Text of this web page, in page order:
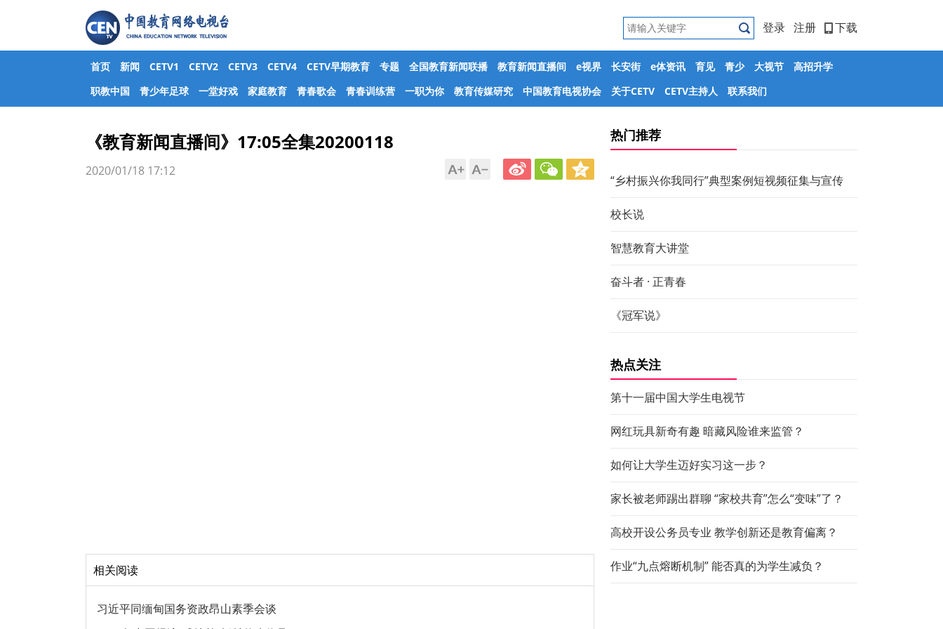
登录 注册 下载
首页 新闻 CETV1 CETV2 CETV3 CETV4 CETV早期教育 专题 全国教育新闻联播 教育新闻直播间 e视界 长安街 e体资讯 育见 青少 大视节
高招升学
职教中国
青少年足球 一堂好戏 家庭教育 青春歌会 青春训练营 一职为你 教育传媒研究 中国教育电视协会 关于CETV CETV主持人 联系我们
《教育新闻直播间》17:05全集20200118
2020/01/18 17:12
相关阅读
习近平同缅甸国务资政昂山素季会谈
热门推荐
“乡村振兴你我同行”典型案例短视频征集与宣传
校长说
智慧教育大讲堂
奋斗者 · 正青春
《冠军说》
热点关注
第十一届中国大学生电视节
网红玩具新奇有趣 暗藏风险谁来监管？
如何让大学生迈好实习这一步？
家长被老师踢出群聊 “家校共育”怎么“变味”了？
高校开设公务员专业 教学创新还是教育偏离？
作业“九点熔断机制” 能否真的为学生减负？